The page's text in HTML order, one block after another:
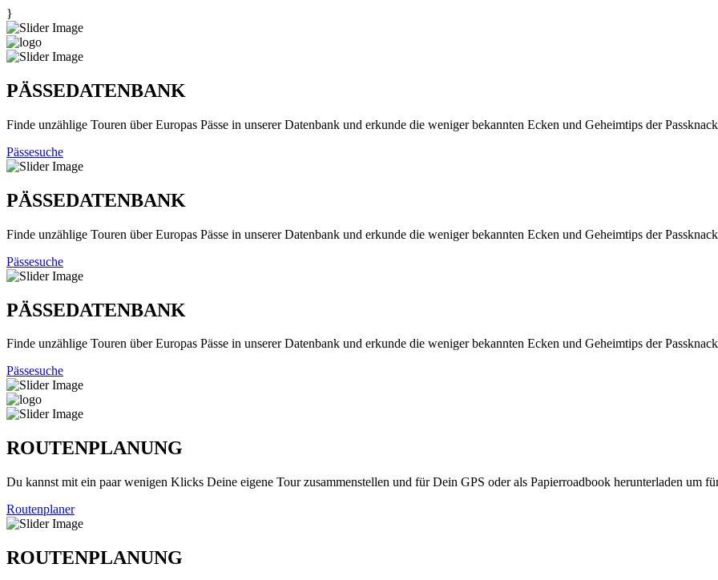
}
PÄSSEDATENBANK
Finde unzählige Touren über Europas Pässe in unserer Datenbank und erkunde die weniger bekannten Ecken und Geheimtips der
Pässesuche
PÄSSEDATENBANK
Finde unzählige Touren über Europas Pässe in unserer Datenbank und erkunde die weniger bekannten Ecken und Geheimtips der
Pässesuche
PÄSSEDATENBANK
Finde unzählige Touren über Europas Pässe in unserer Datenbank und erkunde die weniger bekannten Ecken und Geheimtips der
Pässesuche
ROUTENPLANUNG
Du kannst mit ein paar wenigen Klicks Deine eigene Tour zusammenstellen und für Dein GPS oder als Papierroadbook herunterladen um
Routenplaner
ROUTENPLANUNG